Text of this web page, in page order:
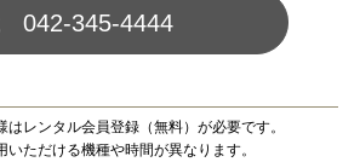
042-345-4444
はレンタル会員登録（無料）が必要です。
いただける機種や時間が異なります。